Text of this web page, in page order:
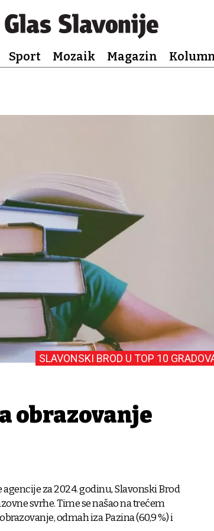
Sport Mozaik Magazin
SLAVONSKI BROD U TOP 10
obrazovanje
za 2024. godinu, Slavonski Brod
svrhe. Time se našao na trećem
odmah iza Pazina (60,9 %) i